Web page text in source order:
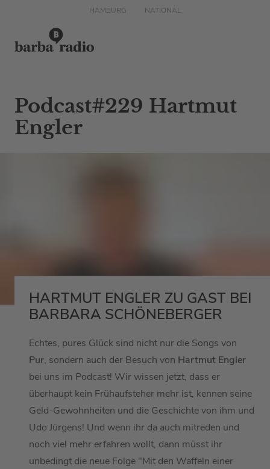
HAMBURG NATIONAL
Podcast#229 Hartmut
Engler
HARTMUT ENGLER ZU GAST BEI
BARBARA SCHÖNEBERGER
Echtes, pures Glück sind nicht nur die Songs von
Pur, sondern auch der Besuch von Hartmut Engler
bei uns im Podcast! Wir wissen jetzt, dass er
überhaupt kein Frühaufsteher mehr ist, kennen seine
Geld-Gewohnheiten und die Geschichte von ihm und
Udo Jürgens! Und wenn ihr da auch mitreden und
noch viel mehr erfahren wollt, dann müsst ihr
unbedingt die neue Folge "Mit den Waffeln einer